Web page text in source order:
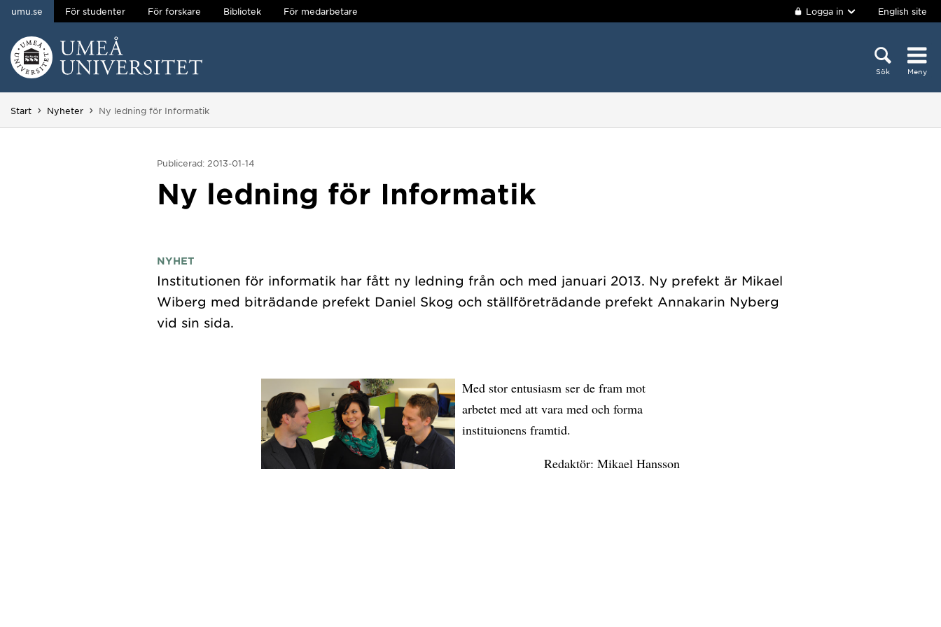
Hoppa direkt till innehållet
umu.se För studenter För forskare Bibliotek För medarbetare Logga in English site
Sök Meny
Start Nyheter Du är här:
Ny ledning för Informatik
Publicerad: 2013-01-14
Ny ledning för Informatik
NYHET
Institutionen för informatik har fått ny ledning från och med januari 2013. Ny prefekt är Mikael
Wiberg med biträdande prefekt Daniel Skog och ställföreträdande prefekt Annakarin Nyberg
Med stor entusiasm ser de fram mot
arbetet med att vara med och forma
instituionens framtid.
Redaktör: Mikael Hansson